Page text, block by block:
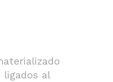
ligados al